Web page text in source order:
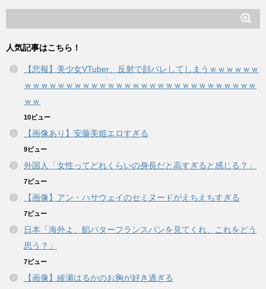
人気記事はこちら！
【悲報】美少女VTuber、反射で顔バレしてしまうｗｗｗｗｗｗ
ｗｗｗｗｗｗｗｗｗｗｗｗｗｗｗｗｗｗｗｗｗｗｗｗｗｗｗｗ
ｗｗ
10ビュー
【画像あり】安藤美姫エロすぎる
9ビュー
外国人「女性ってどれくらいの身長だと高すぎると感じる？」
7ビュー
【画像】アン・ハサウェイのセミヌードがえちえちすぎる
7ビュー
日本「海外よ、餡バターフランスパンを見てくれ、これをどう
思う？」
7ビュー
【画像】綾瀬はるかのお胸が好き過ぎる